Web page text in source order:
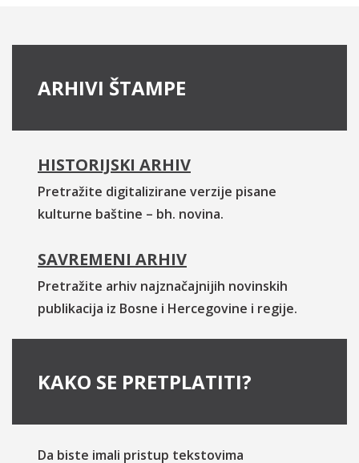
ARHIVI ŠTAMPE
HISTORIJSKI ARHIV
Pretražite digitalizirane verzije pisane
kulturne baštine – bh. novina.
SAVREMENI ARHIV
Pretražite arhiv najznačajnijih novinskih
publikacija iz Bosne i Hercegovine i regije.
KAKO SE PRETPLATITI?
Da biste imali pristup tekstovima